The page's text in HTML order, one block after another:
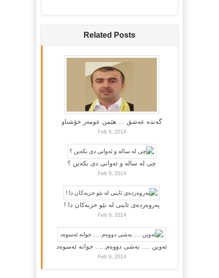
Related Posts
گه‌نده‌ عه‌شق … هێمن عومه‌ر خۆشناو
Feb 9, 2014
چی لە سالە و ئەوانی دی بكەین ؟
Feb 9, 2014
پەروەردەی ئاینی لە نێو حزبەکان دا !
Feb 9, 2014
ئەوین …. بەشی دووەم….. جوانە ئەسوەد
Feb 9, 2014